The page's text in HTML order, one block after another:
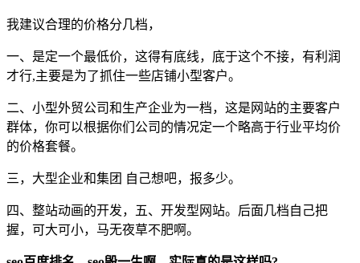
我建议合理的价格分几档，
一、是定一个最低价，这得有底线，底于这个不接，有利润
才行,主要是为了抓住一些店铺小型客户。
二、小型外贸公司和生产企业为一档，这是网站的主要客户
群体，你可以根据你们公司的情况定一个略高于行业平均价
的价格套餐。
三，大型企业和集团 自己想吧，报多少。
四、整站动画的开发，五、开发型网站。后面几档自己把
握，可大可小，马无夜草不肥啊。